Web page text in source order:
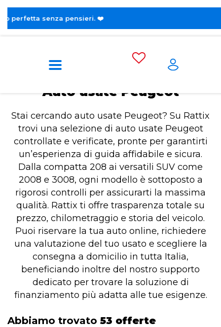
Home Auto usate Peugeot
Auto usate Peugeot
Stai cercando auto usate Peugeot? Su Rattix
trovi una selezione di auto usate Peugeot
controllate e verificate, pronte per garantirti
un’esperienza di guida affidabile e sicura.
Dalla compatta 208 ai versatili SUV come
2008 e 3008, ogni modello è sottoposto a
rigorosi controlli per assicurarti la massima
qualità. Rattix ti offre trasparenza totale su
prezzo, chilometraggio e storia del veicolo.
Puoi riservare la tua auto online, richiedere
una valutazione del tuo usato e scegliere la
consegna a domicilio in tutta Italia,
beneficiando inoltre del nostro supporto
dedicato per trovare la soluzione di
finanziamento più adatta alle tue esigenze.
Abbiamo trovato 53 offerte